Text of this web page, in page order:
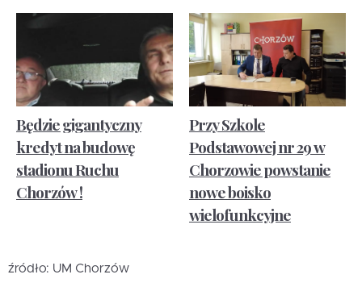
Będzie gigantyczny
kredyt na budowę
stadionu Ruchu
Chorzów !
Przy Szkole
Podstawowej nr 29 w
Chorzowie powstanie
nowe boisko
wielofunkcyjne
źródło: UM Chorzów